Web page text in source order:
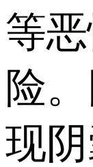
等
险
现